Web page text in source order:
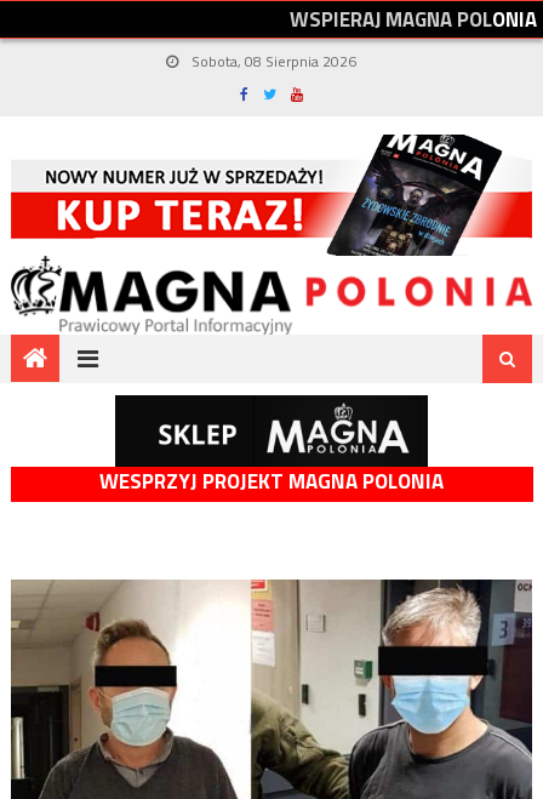
WSPIERAJMAGNAPOLONIA
Sobota, 08 Sierpnia 2026
WESPRZYJ PROJEKT MAGNA POLONIA